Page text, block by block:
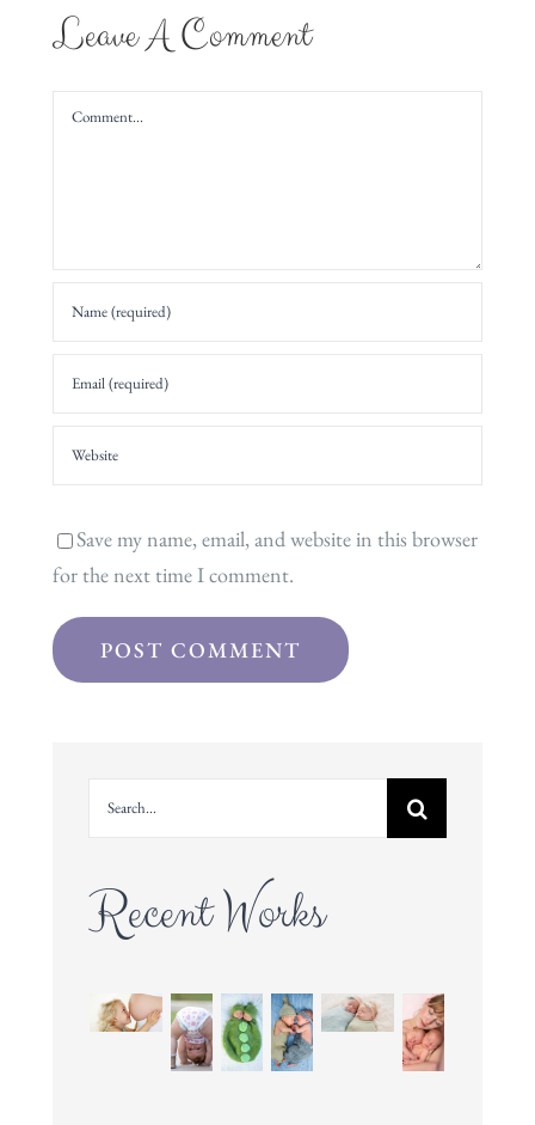
Leave A Comment
Comment
Save my name, email, and website in this browser
for the next time I comment.
Recent Works